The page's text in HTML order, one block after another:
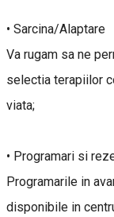
• Sarcina/Alaptare
Va rugam sa ne
selectia terapiilor
viata;
• Programari si
Programarile in
disponibile in